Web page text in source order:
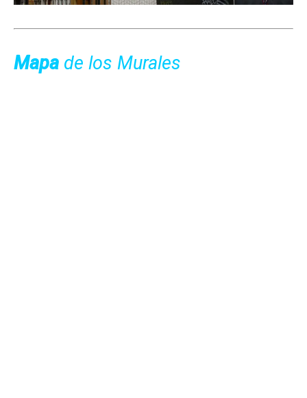
Mapa de los Murales